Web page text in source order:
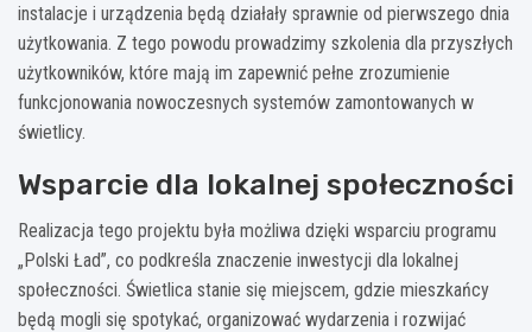
instalacje i urządzenia będą działały sprawnie od pierwszego dnia
użytkowania. Z tego powodu prowadzimy szkolenia dla przyszłych
użytkowników, które mają im zapewnić pełne zrozumienie
funkcjonowania nowoczesnych systemów zamontowanych w
świetlicy.
Wsparcie dla lokalnej społeczności
Realizacja tego projektu była możliwa dzięki wsparciu programu
„Polski Ład”, co podkreśla znaczenie inwestycji dla lokalnej
społeczności. Świetlica stanie się miejscem, gdzie mieszkańcy
będą mogli się spotykać, organizować wydarzenia i rozwijać